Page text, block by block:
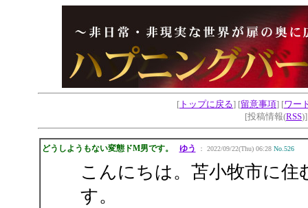
[ トップに戻る] [留意事項] [ワー
[投稿情報(RSS
どうしようもない変態ドM男です。 ゆう ： 2022/09/22(Thu) 06:28 No.526
こんにちは。苫小牧市に
す。